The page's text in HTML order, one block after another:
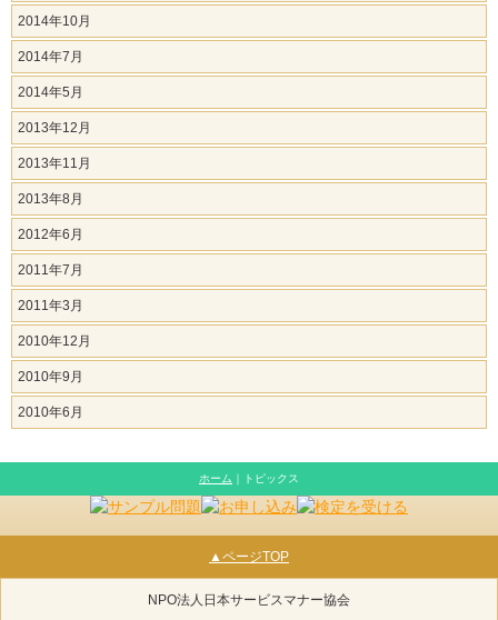
2014年10月
2014年7月
2014年5月
2013年12月
2013年11月
2013年8月
2012年6月
2011年7月
2011年3月
2010年12月
2010年9月
2010年6月
ホーム ｜トピックス
▲ページTOP
NPO法人日本サービスマナー協会